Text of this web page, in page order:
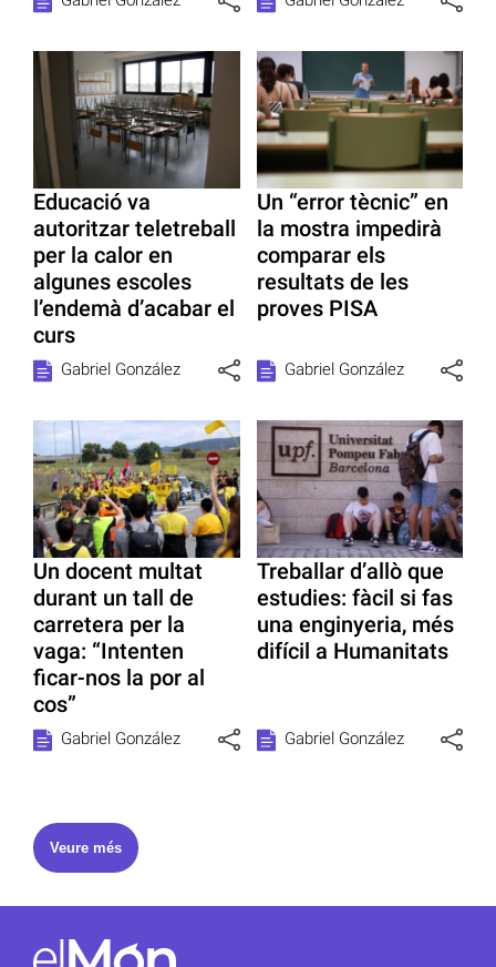
Educació va
autoritzar teletreball
per la calor en
algunes escoles
l’endemà d’acabar el
curs
Gabriel González
Un “error tècnic” en
la mostra impedirà
comparar els
resultats de les
proves PISA
Gabriel González
Un docent multat
durant un tall de
carretera per la
vaga: “Intenten
ficar-nos la por al
cos”
Gabriel González
Treballar d’allò que
estudies: fàcil si fas
una enginyeria, més
difícil a Humanitats
Gabriel González
Veure més